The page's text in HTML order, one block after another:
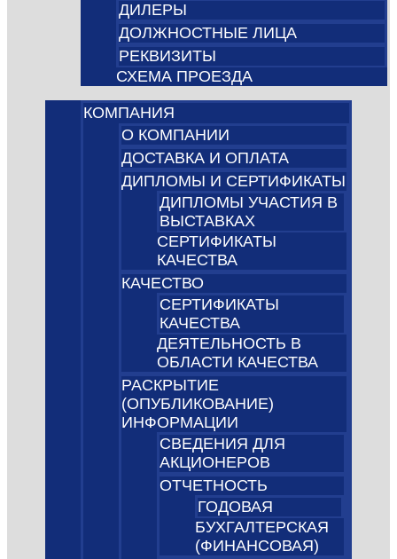
ДИЛЕРЫ
ДОЛЖНОСТНЫЕ ЛИЦА
РЕКВИЗИТЫ
СХЕМА ПРОЕЗДА
КОМПАНИЯ
О КОМПАНИИ
ДОСТАВКА И ОПЛАТА
ДИПЛОМЫ И СЕРТИФИКАТЫ
ДИПЛОМЫ УЧАСТИЯ В
ВЫСТАВКАХ
СЕРТИФИКАТЫ
КАЧЕСТВА
КАЧЕСТВО
СЕРТИФИКАТЫ
КАЧЕСТВА
ДЕЯТЕЛЬНОСТЬ В
ОБЛАСТИ КАЧЕСТВА
РАСКРЫТИЕ
(ОПУБЛИКОВАНИЕ)
ИНФОРМАЦИИ
СВЕДЕНИЯ ДЛЯ
АКЦИОНЕРОВ
ОТЧЕТНОСТЬ
ГОДОВАЯ
БУХГАЛТЕРСКАЯ
(ФИНАНСОВАЯ)